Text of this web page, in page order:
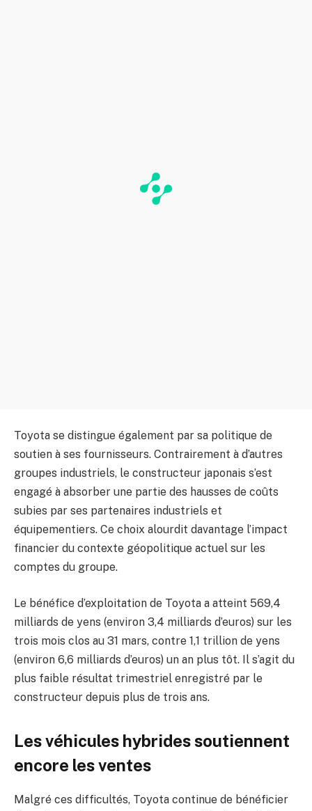
Toyota se distingue également par sa politique de
soutien à ses fournisseurs. Contrairement à d’autres
groupes industriels, le constructeur japonais s’est
engagé à absorber une partie des hausses de coûts
subies par ses partenaires industriels et
équipementiers. Ce choix alourdit davantage l’impact
financier du contexte géopolitique actuel sur les
comptes du groupe.
Le bénéfice d’exploitation de Toyota a atteint 569,4
milliards de yens (environ 3,4 milliards d’euros) sur les
trois mois clos au 31 mars, contre 1,1 trillion de yens
(environ 6,6 milliards d’euros) un an plus tôt. Il s’agit du
plus faible résultat trimestriel enregistré par le
constructeur depuis plus de trois ans.
Les véhicules hybrides soutiennent
encore les ventes
Malgré ces difficultés, Toyota continue de bénéficier